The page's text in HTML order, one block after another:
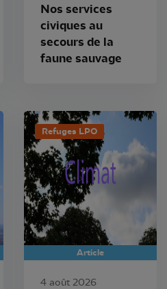
Nos services
civiques au
secours de la
faune sauvage
Refuges LPO
Article
4 août 2026